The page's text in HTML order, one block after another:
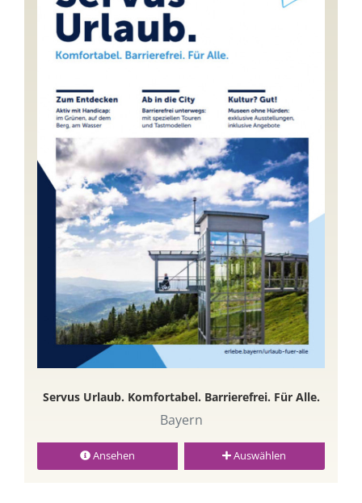
Servus Urlaub. Komfortabel. Barrierefrei. Für Alle.
Bayern
Ansehen Auswählen